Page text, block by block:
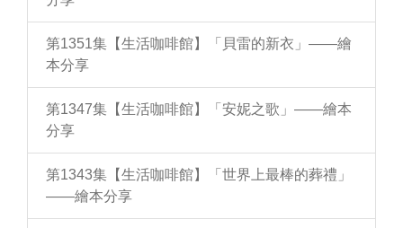
第1351集【生活咖啡館】「貝雷的新衣」——繪
本分享
第1347集【生活咖啡館】「安妮之歌」——繪本
分享
第1343集【生活咖啡館】「世界上最棒的葬禮」
——繪本分享